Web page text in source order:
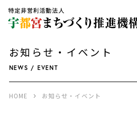
お知らせ・イベント
NEWS / EVENT
HOME お知らせ・イベント